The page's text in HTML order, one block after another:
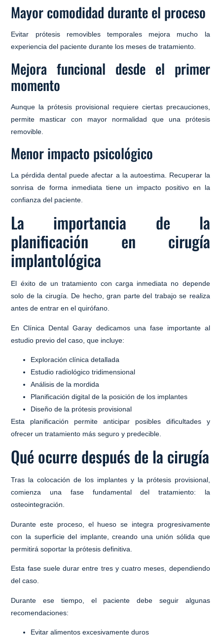
Mayor comodidad durante el proceso
Evitar prótesis removibles temporales mejora mucho la
experiencia del paciente durante los meses de tratamiento.
Mejora funcional desde el primer
momento
Aunque la prótesis provisional requiere ciertas precauciones,
permite masticar con mayor normalidad que una prótesis
removible.
Menor impacto psicológico
La pérdida dental puede afectar a la autoestima. Recuperar la
sonrisa de forma inmediata tiene un impacto positivo en la
confianza del paciente.
La importancia de la
planificación en cirugía
implantológica
El éxito de un tratamiento con carga inmediata no depende
solo de la cirugía. De hecho,gran parte del trabajo se realiza
antes de entrar en el quirófano.
En Clínica Dental Garay dedicamos una fase importante al
estudio previo del caso, que incluye:
Exploración clínica detallada
Estudio radiológico tridimensional
Análisis de la mordida
Planificación digital de la posición de los implantes
Diseño de la prótesis provisional
Esta planificación permite anticipar posibles dificultades y
ofrecer un tratamiento más seguro y predecible.
Qué ocurre después de la cirugía
Tras la colocación de los implantes y la prótesis provisional,
comienza una fase fundamental del tratamiento: la
osteointegración.
Durante este proceso, el hueso se integra progresivamente
con la superficie del implante, creando una unión sólida que
permitirá soportar la prótesis definitiva.
Esta fase suele durar entre tres y cuatro meses, dependiendo
del caso.
Durante ese tiempo, el paciente debe seguir algunas
recomendaciones:
Evitar alimentos excesivamente duros